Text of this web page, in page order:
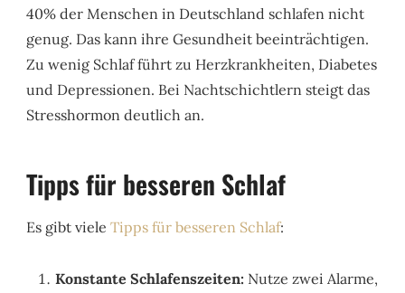
40% der Menschen in Deutschland schlafen nicht
genug. Das kann ihre Gesundheit beeinträchtigen.
Zu wenig Schlaf führt zu Herzkrankheiten, Diabetes
und Depressionen. Bei Nachtschichtlern steigt das
Stresshormon deutlich an.
Tipps für besseren Schlaf
Es gibt vieleTipps für besseren Schlaf:
Konstante Schlafenszeiten: Nutze zwei Alarme,